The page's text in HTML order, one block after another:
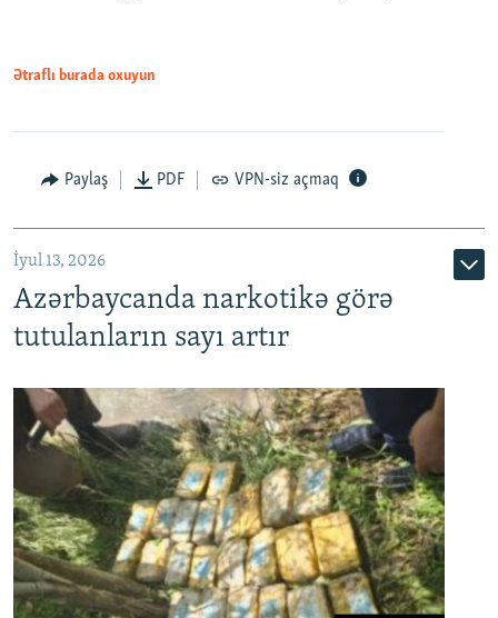
Ətraflı burada oxuyun
Paylaş PDF VPN-siz açmaq
İyul 13, 2026
Azərbaycanda narkotikə görə
tutulanların sayı artır